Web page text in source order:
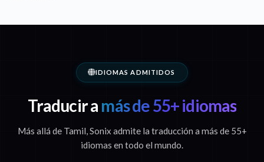
IDIOMAS ADMITIDOS
Traducir a más de 55+ idiomas
Más allá de Tamil, Sonix admite la traducción a más de 55+
idiomas en todo el mundo.